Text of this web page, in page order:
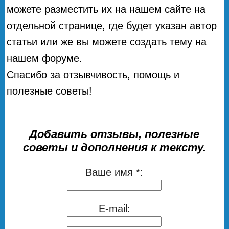
можете разместить их на нашем сайте на
отдельной странице, где будет указан автор
статьи или же вы можете создать тему на
нашем форуме.
Спасибо за отзывчивость, помощь и
полезные советы!
Добавить отзывы, полезные
советы и дополнения к тексту.
Ваше имя *:
E-mail: